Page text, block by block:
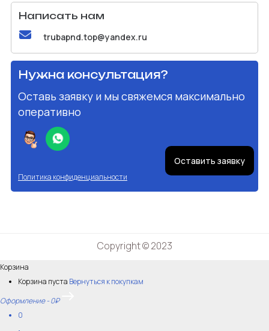
Написать нам
trubapnd.top@yandex.ru
Нужна консультация?
Оставь заявку и мы свяжемся максимально
оперативно
Оставить заявку
Политика конфиденциальности
Copyright © 2023
Корзина
Корзина пуста Вернуться к покупкам
Оформление-0₽
0